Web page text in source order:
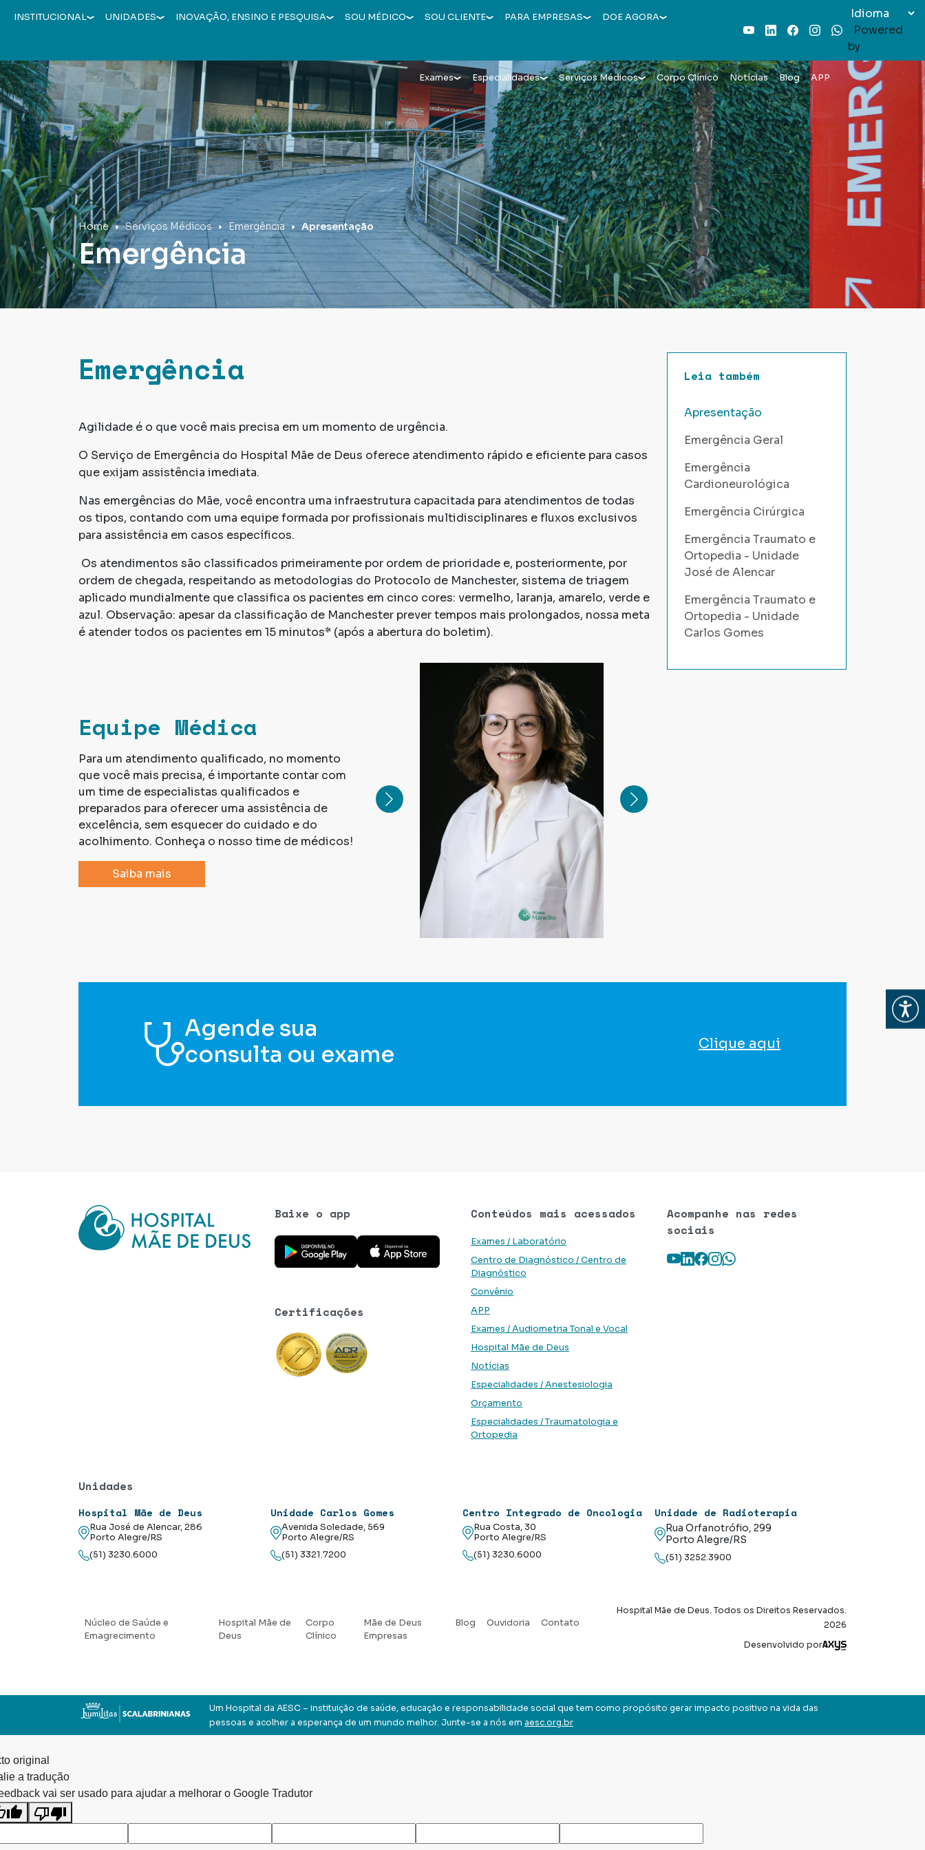
Abrir
INSTITUCIONAL UNIDADES INOVAÇÃO, ENSINO E PESQUISA SOU MÉDICO SOU CLIENTE PARA EMPRESAS
DOE AGORA
YoutubeLinkedInFacebook
InstagramWhatsAppPowered
by
Hospital Mãe de Deus
Exames Especialidades Serviços Médicos Corpo Clínico Notícias Blog APP
Home Serviços Médicos Emergência Apresentação
Emergência
Emergência
Agilidade é o que você mais precisa em um momento de urgência.
O Serviço de Emergência do Hospital Mãe de Deus oferece atendimento rápido e eficiente para casos
que exijam assistência imediata.
Nas emergências do Mãe, você encontra uma infraestrutura capacitada para atendimentos de todas
os tipos, contando com uma equipe formada por profissionais multidisciplinares e fluxos exclusivos
para assistência em casos específicos.
Os atendimentos são classificados primeiramente por ordem de prioridade e, posteriormente, por
ordem de chegada, respeitando as metodologias do Protocolo de Manchester, sistema de triagem
aplicado mundialmente que classifica os pacientes em cinco cores: vermelho, laranja, amarelo, verde e
azul. Observação: apesar da classificação de Manchester prever tempos mais prolongados, nossa meta
é atender todos os pacientes em 15 minutos* (após a abertura do boletim).
Equipe Médica
Para um atendimento qualificado, no momento
que você mais precisa, é importante contar com
um time de especialistas qualificados e
preparados para oferecer uma assistência de
excelência, sem esquecer do cuidado e do
acolhimento. Conheça o nosso time de médicos!
Saiba mais
Leia também
Apresentação
Emergência Geral
Emergência
Cardioneurológica
Emergência Cirúrgica
Emergência Traumato e
Ortopedia - Unidade
José de Alencar
Emergência Traumato e
Ortopedia - Unidade
Carlos Gomes
Agende sua
consulta ou exame
Clique aqui
Conteúdos mais acessados
Exames / Laboratório
Centro de Diagnóstico / Centro de
Diagnóstico
Convênio
APP
Exames / Audiometria Tonal e Vocal
Hospital Mãe de Deus
Notícias
Especialidades / Anestesiologia
Orçamento
Especialidades / Traumatologia e
Ortopedia
Baixe o app
Baixe o aplicativo na Google Play Store
Baixe o aplicativo na App Store
Certificações
Acompanhe nas redes
sociais
Youtube
LinkedIn
Facebook
Instagram
WhatsApp
Unidades
Hospital Mãe de Deus
Rua José de Alencar, 286
Porto Alegre/RS
(51) 3230.6000
Unidade Carlos Gomes
Avenida Soledade, 569
Porto Alegre/RS
(51) 3321.7200
Centro Integrado de Oncologia
Rua Costa, 30
Porto Alegre/RS
(51) 3230.6000
Unidade de Radioterapia
Rua Orfanotrófio, 299
Porto Alegre/RS
(51) 3252.3900
Núcleo de Saúde e
Emagrecimento
Hospital Mãe de
Deus
Corpo
Clínico
Mãe de Deus
Empresas
Blog Ouvidoria Contato
Hospital Mãe de Deus. Todos os Direitos Reservados.
2026
Desenvolvido por
Axysweb
Um Hospital da AESC – instituição de saúde, educação e responsabilidade social que tem como propósito gerar impacto positivo na vida das
pessoas e acolher a esperança de um mundo melhor. Junte-se a nós em aesc.org.br
original
a tradução
vai ser usado para ajudar a melhorar o Google Tradutor